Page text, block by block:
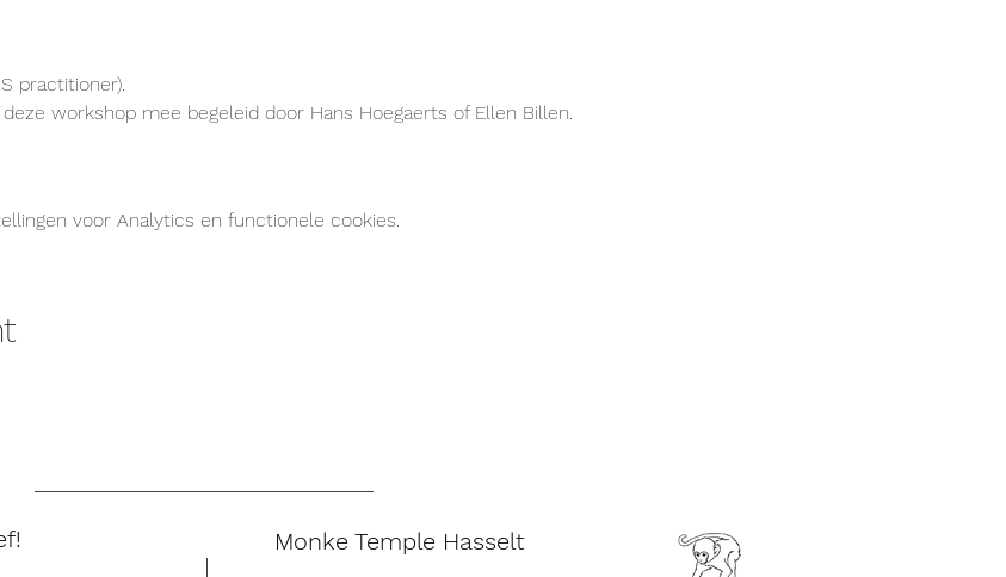
practitioner).
workshop mee begeleid door Hans Hoegaerts of Ellen Billen.
voor Analytics en functionele cookies.
Monke Temple Hasselt